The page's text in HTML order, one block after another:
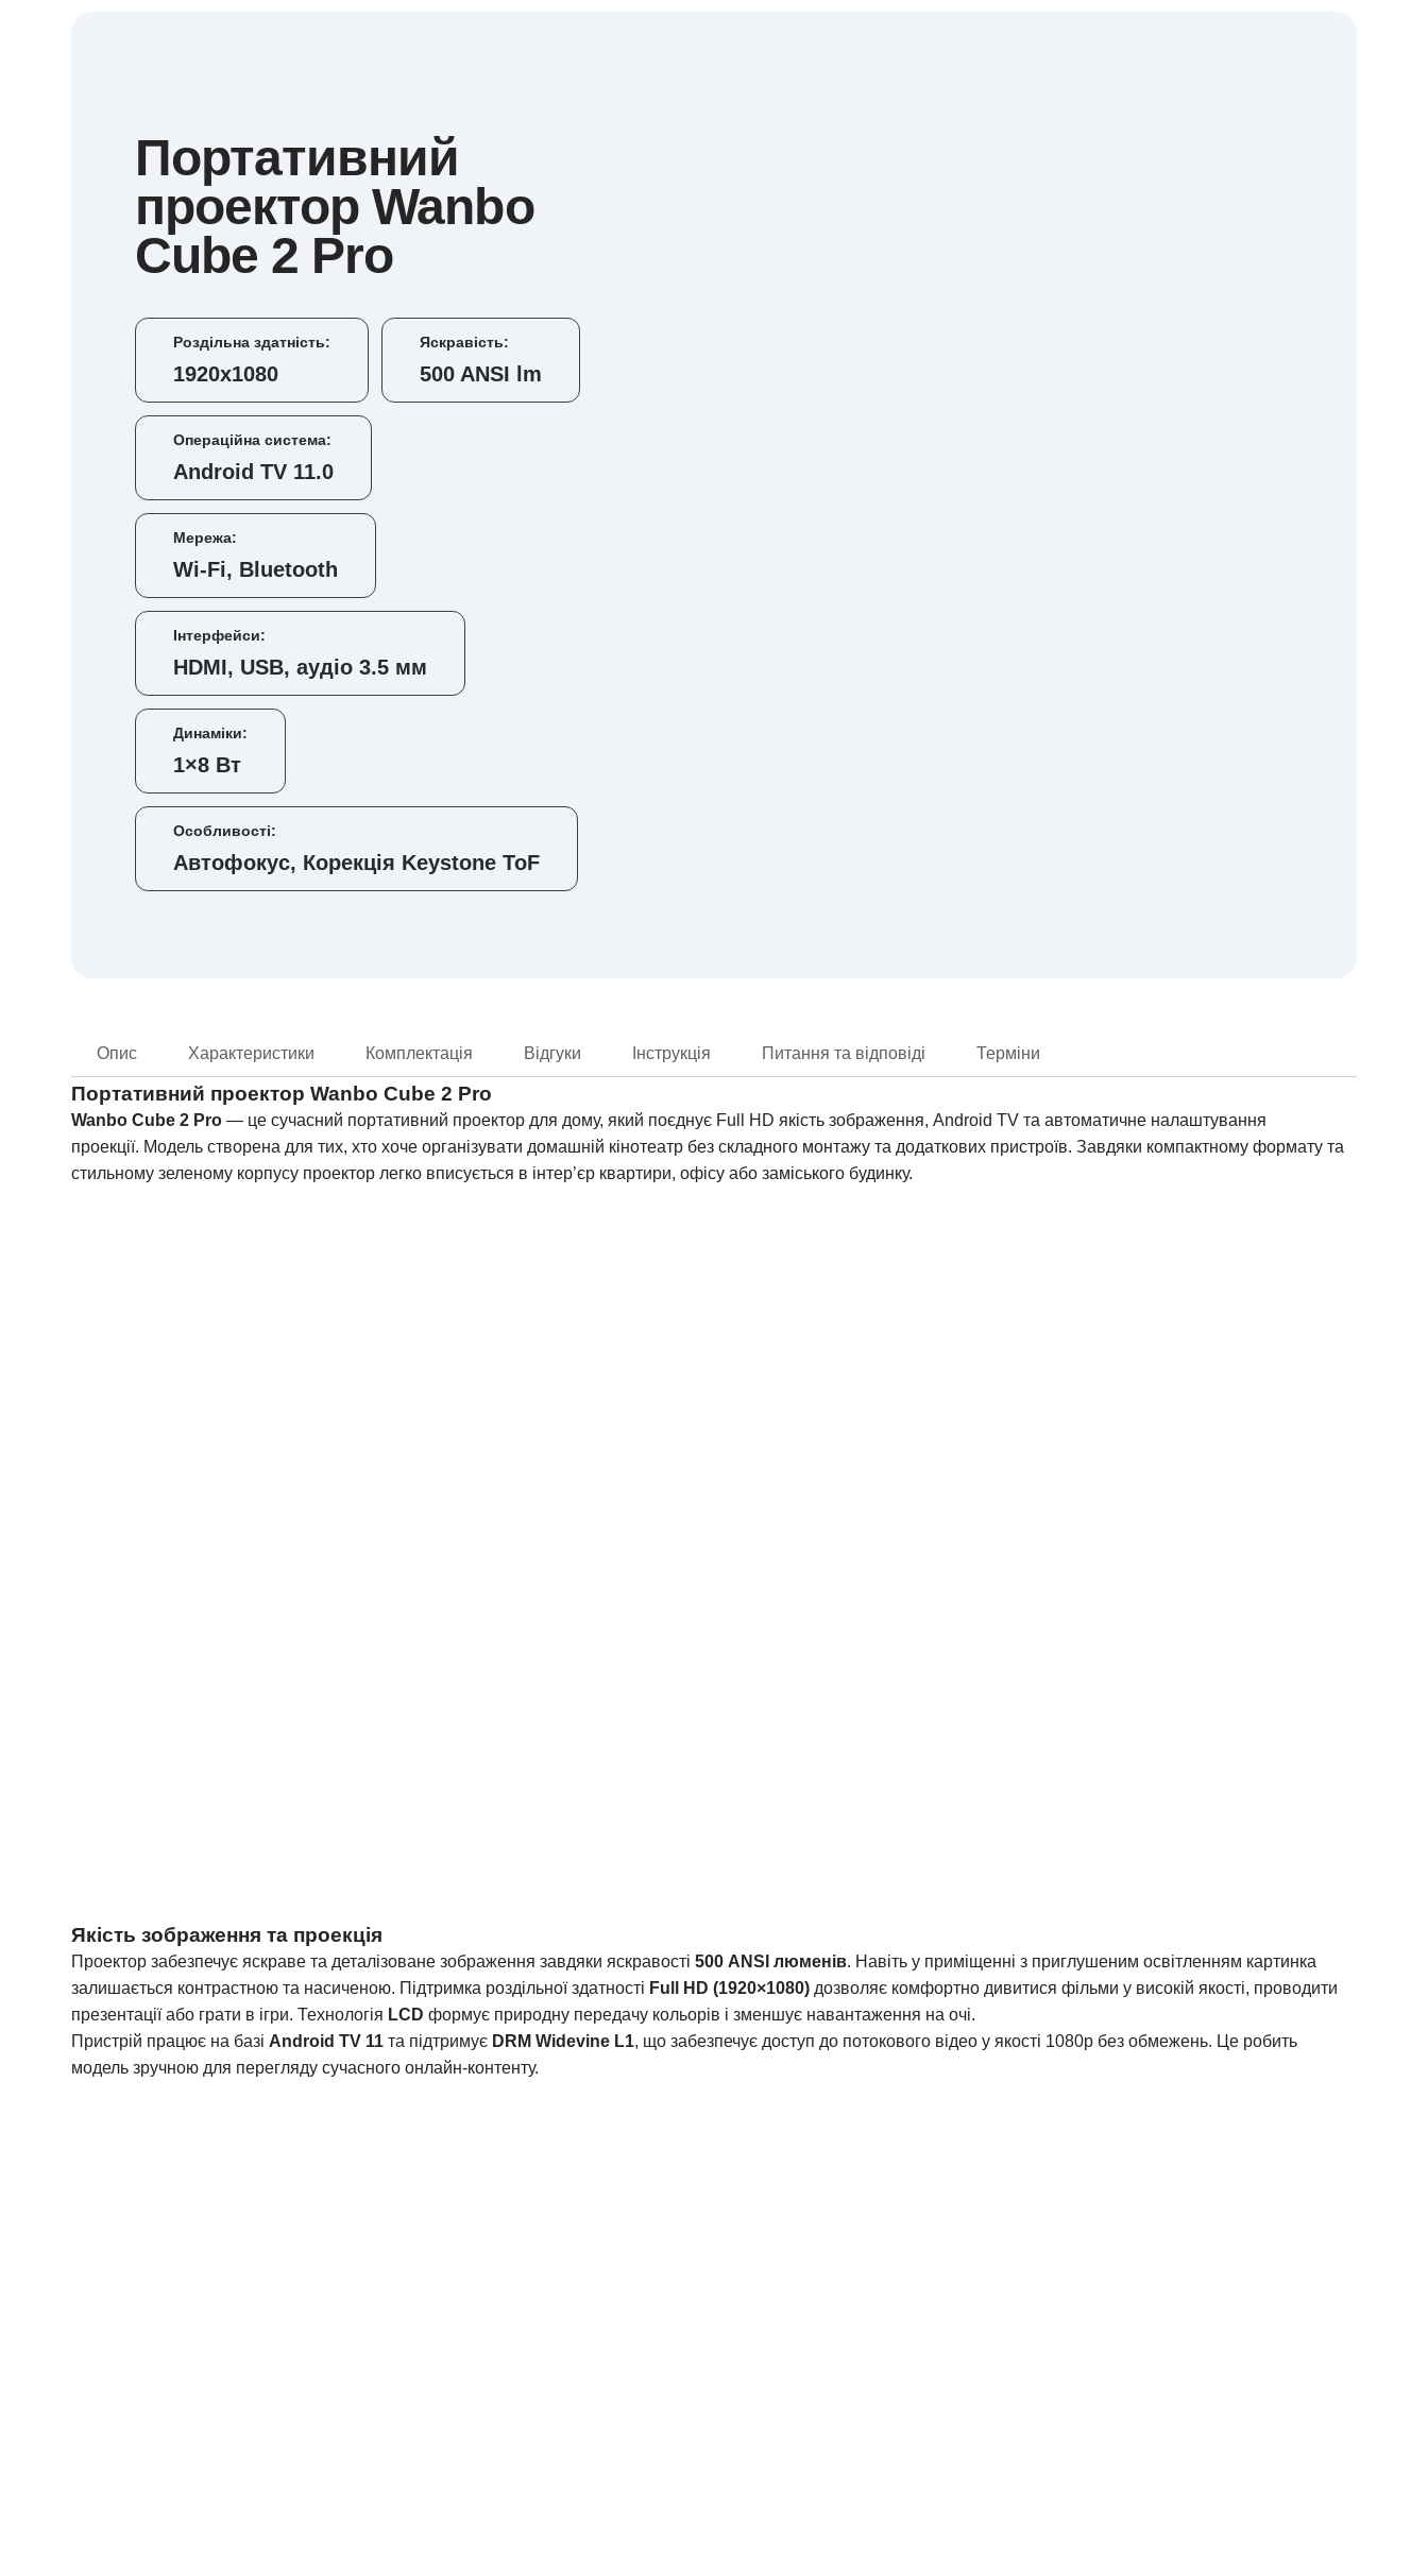
Портативний
проектор Wanbo
Cube 2 Pro
Роздільна здатність:
1920x1080
Яскравість:
500 ANSI lm
Операційна система:
Android TV 11.0
Мережа:
Wi-Fi, Bluetooth
Інтерфейси:
HDMI, USB, аудіо 3.5 мм
Динаміки:
1×8 Вт
Особливості:
Автофокус, Корекція Keystone ToF
Опис Характеристики Комплектація Відгуки Інструкція Питання та відповіді Терміни
Портативний проектор Wanbo Cube 2 Pro
Wanbo Cube 2 Pro — це сучасний портативний проектор для дому, який поєднує Full HD якість зображення, Android TV та автоматичне налаштування
проекції. Модель створена для тих, хто хоче організувати домашній кінотеатр без складного монтажу та додаткових пристроїв. Завдяки компактному формату та
стильному зеленому корпусу проектор легко вписується в інтер’єр квартири, офісу або заміського будинку.
Якість зображення та проекція
Проектор забезпечує яскраве та деталізоване зображення завдяки яскравості 500 ANSI люменів. Навіть у приміщенні з приглушеним освітленням картинка
залишається контрастною та насиченою. Підтримка роздільної здатності Full HD (1920×1080) дозволяє комфортно дивитися фільми у високій якості, проводити
презентації або грати в ігри. Технологія LCD формує природну передачу кольорів і зменшує навантаження на очі.
Пристрій працює на базі Android TV 11 та підтримує DRM Widevine L1, що забезпечує доступ до потокового відео у якості 1080p без обмежень. Це робить
модель зручною для перегляду сучасного онлайн-контенту.